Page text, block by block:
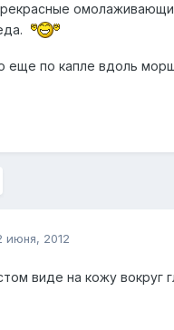
еще по капле вдоль
июня, 2012
виде на кожу вокруг